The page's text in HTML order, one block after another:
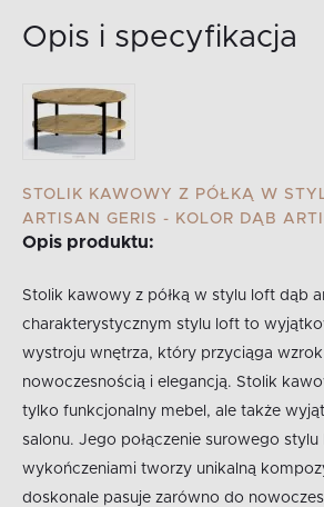
Opis i specyfikacja
STOLIK KAWOWY Z PÓŁKĄ W
ARTISAN GERIS - KOLOR DĄB
Opis produktu:
Stolik kawowy z półką w stylu loft dąb
charakterystycznym stylu loft to
wystroju wnętrza, który przyciąga
nowoczesnością i elegancją. Stolik
tylko funkcjonalny mebel, ale także
salonu. Jego połączenie surowego
wykończeniami tworzy unikalną
doskonale pasuje zarówno do